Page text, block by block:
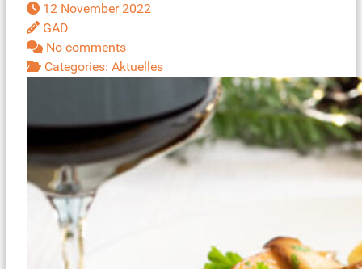
12 November 2022
GAD
No comments
Categories: Aktuelles